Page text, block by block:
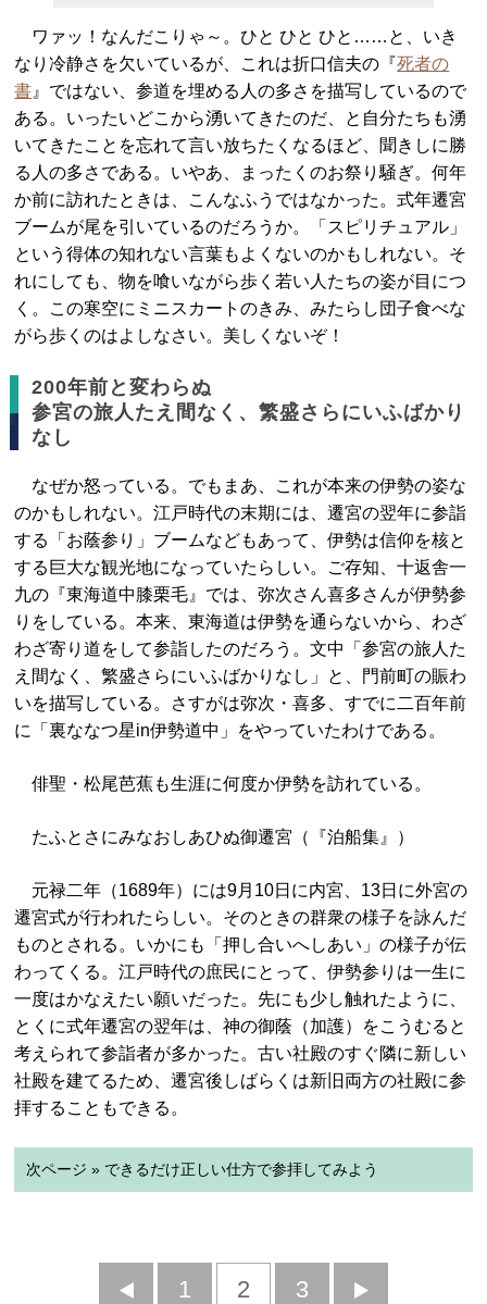
ワァッ！なんだこりゃ～。ひと ひと ひと……と、いき
なり冷静さを欠いているが、これは折口信夫の『死者の
書 』ではない、参道を埋める人の多さを描写しているので
ある。いったいどこから湧いてきたのだ、と自分たちも湧
いてきたことを忘れて言い放ちたくなるほど、聞きしに勝
る人の多さである。いやあ、まったくのお祭り騒ぎ。何年
か前に訪れたときは、こんなふうではなかった。式年遷宮
ブームが尾を引いているのだろうか。「スピリチュアル」
という得体の知れない言葉もよくないのかもしれない。そ
れにしても、物を喰いながら歩く若い人たちの姿が目につ
く。この寒空にミニスカートのきみ、みたらし団子食べな
がら歩くのはよしなさい。美しくないぞ！
200年前と変わらぬ
参宮の旅人たえ間なく、繁盛さらにいふばかり
なし
なぜか怒っている。でもまあ、これが本来の伊勢の姿な
のかもしれない。江戸時代の末期には、遷宮の翌年に参詣
する「お蔭参り」ブームなどもあって、伊勢は信仰を核と
する巨大な観光地になっていたらしい。ご存知、十返舎一
九の『東海道中膝栗毛』では、弥次さん喜多さんが伊勢参
りをしている。本来、東海道は伊勢を通らないから、わざ
わざ寄り道をして参詣したのだろう。文中「参宮の旅人た
え間なく、繁盛さらにいふばかりなし」と、門前町の賑わ
いを描写している。さすがは弥次・喜多、すでに二百年前
に「裏ななつ星in伊勢道中」をやっていたわけである。
俳聖・松尾芭蕉も生涯に何度か伊勢を訪れている。
たふとさにみなおしあひぬ御遷宮（『泊船集』）
元禄二年（1689年）には9月10日に内宮、13日に外宮の
遷宮式が行われたらしい。そのときの群衆の様子を詠んだ
ものとされる。いかにも「押し合いへしあい」の様子が伝
わってくる。江戸時代の庶民にとって、伊勢参りは一生に
一度はかなえたい願いだった。先にも少し触れたように、
とくに式年遷宮の翌年は、神の御蔭（加護）をこうむると
考えられて参詣者が多かった。古い社殿のすぐ隣に新しい
社殿を建てるため、遷宮後しばらくは新旧両方の社殿に参
拝することもできる。
次ページ » できるだけ正しい仕方で参拝してみよう
前
1 2 3